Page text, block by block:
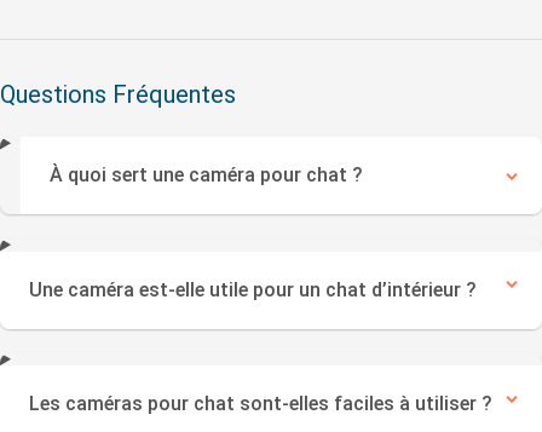
Questions Fréquentes
À quoi sert une caméra pour chat ?
Une caméra est-elle utile pour un chat d’intérieur ?
Les caméras pour chat sont-elles faciles à utiliser ?